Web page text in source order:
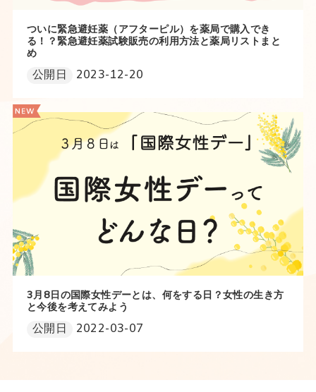
ついに緊急避妊薬（アフターピル）を薬局で購入でき
る！？緊急避妊薬試験販売の利用方法と薬局リストまと
め
公開日 2023-12-20
3月8日の国際女性デーとは、何をする日？女性の生き方
と今後を考えてみよう
公開日 2022-03-07